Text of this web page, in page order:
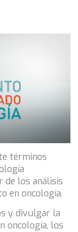
términos
de los análisis
en oncología.
y divulgar la
oncología, los